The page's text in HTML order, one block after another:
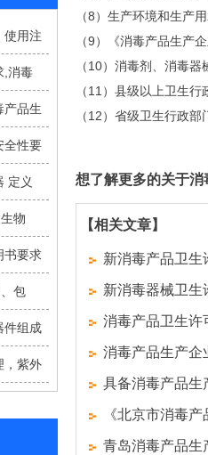
使用注
,消毒
产品生
全性要
定义
物
书要求
包
件组成
，紫外
（8）生产环境和生产
（9）《消毒产品生产
（10）消毒剂、消毒
（11）县级以上卫生
（12）省级卫生行政部
想了解更多的关于
【相关文章】
新消毒产品卫生
新消毒器械卫生
消毒产品卫生许
消毒产品生产企
具备消毒产品生
《北京市消毒
青岛消毒产品生